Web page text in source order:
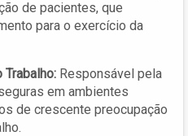
de pacientes, que
para o exercício da
Trabalho: Responsável pela
em ambientes
de crescente preocupação